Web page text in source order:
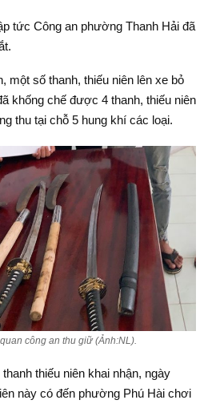
tức Công an phường Thanh Hải đã
một số thanh, thiếu niên lên xe bỏ
khống chế được 4 thanh, thiếu niên
thu tại chỗ 5 hung khí các loại.
công an thu giữ (Ảnh:NL).
thiếu niên khai nhận, ngày
này có đến phường Phú Hài chơi